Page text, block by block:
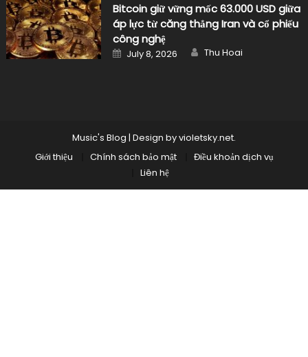
Bitcoin giữ vững mốc 63.000 USD giữa
áp lực từ căng thẳng Iran và cổ phiếu
công nghệ
Posted
on
July 8, 2026 Author
Thu Hoai
Music's Blog | Design byvioletsky.net.
Giới thiệu
Chính sách bảo mật
Điều khoản dịch vụ
Liên hệ